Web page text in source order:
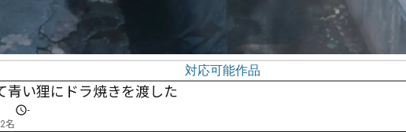
対応可能作品
青い狸にドラ焼きを渡した
名
-